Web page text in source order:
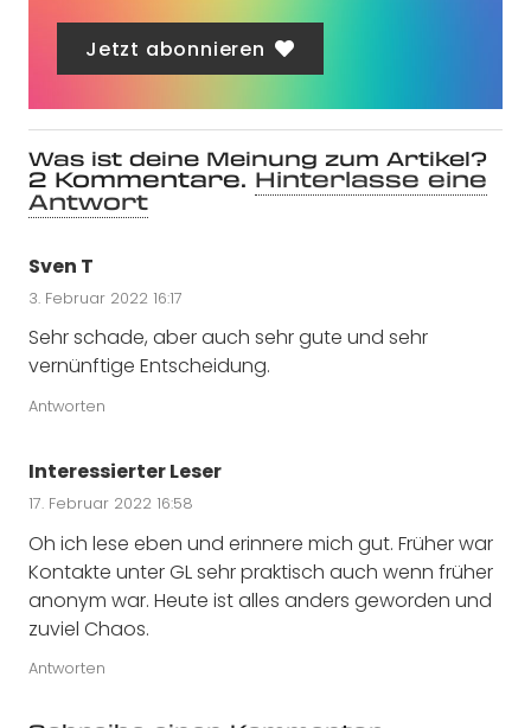
Jetzt abonnieren
Was ist deine Meinung zum Artikel?
2 Kommentare. Hinterlasse eine
Antwort
Sven T
3. Februar 2022 16:17
Sehr schade, aber auch sehr gute und sehr
vernünftige Entscheidung.
Antworten
Interessierter Leser
17. Februar 2022 16:58
Oh ich lese eben und erinnere mich gut. Früher war
Kontakte unter GL sehr praktisch auch wenn früher
anonym war. Heute ist alles anders geworden und
zuviel Chaos.
Antworten